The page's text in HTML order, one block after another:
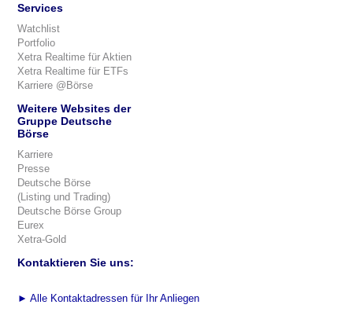
Services
Watchlist
Portfolio
Xetra Realtime für Aktien
Xetra Realtime für ETFs
Karriere @Börse
Weitere Websites der
Gruppe Deutsche
Börse
Karriere
Presse
Deutsche Börse
(Listing und Trading)
Deutsche Börse Group
Eurex
Xetra-Gold
Kontaktieren Sie uns:
► Alle Kontaktadressen für Ihr Anliegen